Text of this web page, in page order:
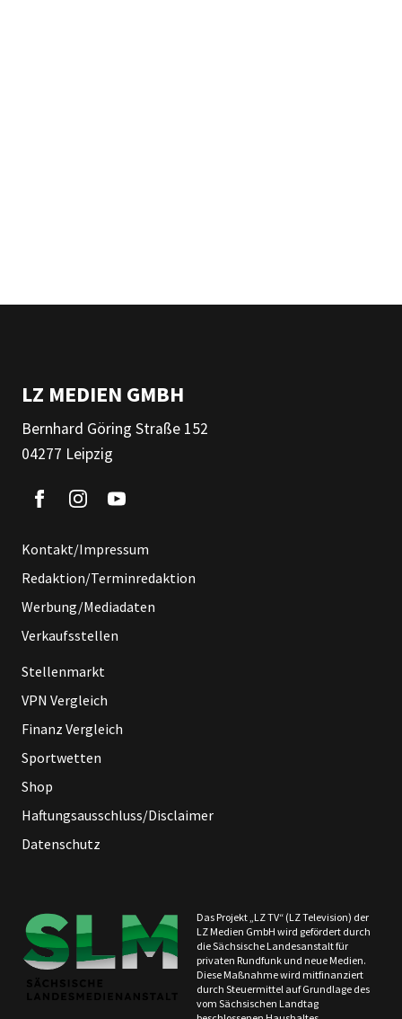
LZ MEDIEN GMBH
Bernhard Göring Straße 152
04277 Leipzig
Kontakt/Impressum
Redaktion/Terminredaktion
Werbung/Mediadaten
Verkaufsstellen
Stellenmarkt
VPN Vergleich
Finanz Vergleich
Sportwetten
Shop
Haftungsausschluss/Disclaimer
Datenschutz
Das Projekt „LZ TV“ (LZ Television) der
LZ Medien GmbH wird gefördert durch
die Sächsische Landesanstalt für
privaten Rundfunk und neue Medien.
Diese Maßnahme wird mitfinanziert
durch Steuermittel auf Grundlage des
vom Sächsischen Landtag